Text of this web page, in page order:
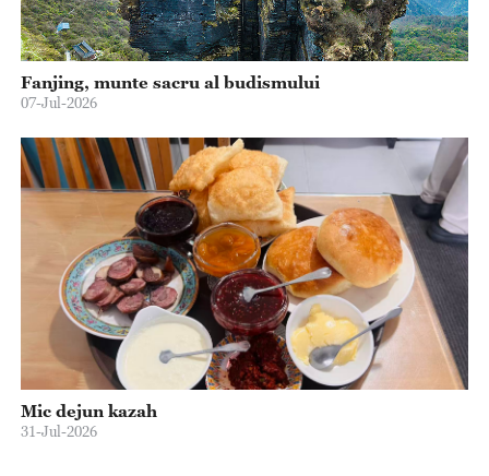
Fanjing, munte sacru al budismului
07-Jul-2026
Mic dejun kazah
31-Jul-2026